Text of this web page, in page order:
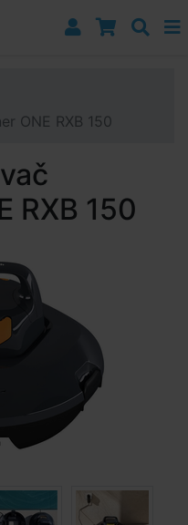
ONE RXB 150
RXB 150